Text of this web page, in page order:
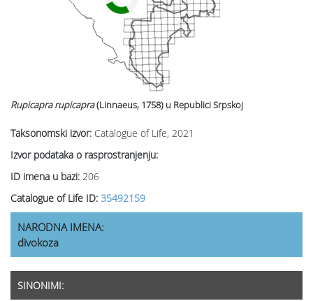
Taksonomski izvor: Catalogue of Life, 2021
Izvor podataka o rasprostranjenju:
ID imena u bazi: 206
Catalogue of Life ID: 35492159
Rupicapra rupicapra(Linnaeus, 1758) u Republici Srpskoj
NARODNA IMENA:
divokoza
SINONIMI: